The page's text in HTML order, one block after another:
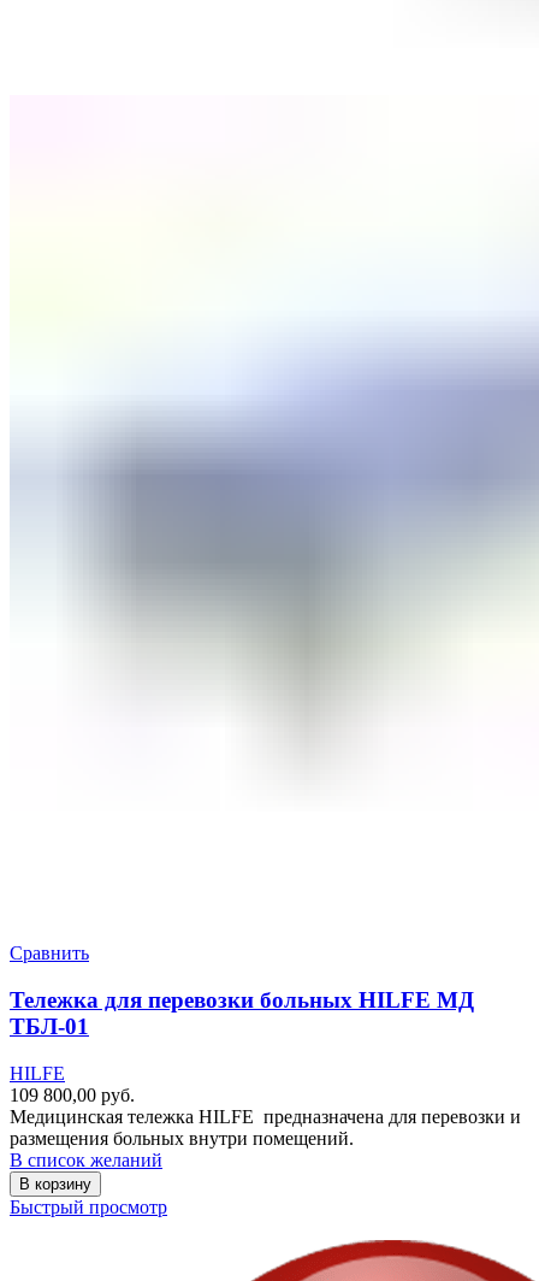
Сравнить
Тележка для перевозки больных HILFE МД
ТБЛ-01
HILFE
109 800,00 руб.
Медицинская тележка HILFE предназначена для перевозки и
размещения больных внутри помещений.
В список желаний
В корзину
Быстрый просмотр